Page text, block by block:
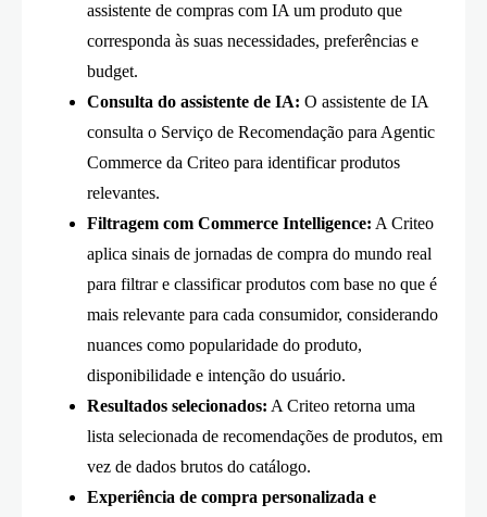
assistente de compras com IA um produto que
corresponda às suas necessidades, preferências e
budget.
Consulta do assistente de IA: O assistente de IA
consulta o Serviço de Recomendação para Agentic
Commerce da Criteo para identificar produtos
relevantes.
Filtragem com Commerce Intelligence: A Criteo
aplica sinais de jornadas de compra do mundo real
para filtrar e classificar produtos com base no que é
mais relevante para cada consumidor, considerando
nuances como popularidade do produto,
disponibilidade e intenção do usuário.
Resultados selecionados: A Criteo retorna uma
lista selecionada de recomendações de produtos, em
vez de dados brutos do catálogo.
Experiência de compra personalizada e